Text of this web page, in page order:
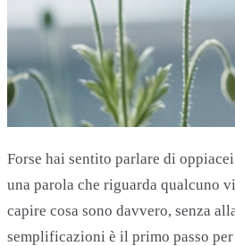
Forse hai sentito parlare di
una parola che riguarda qualcuno
capire cosa sono davvero, senza
semplificazioni è il primo passo